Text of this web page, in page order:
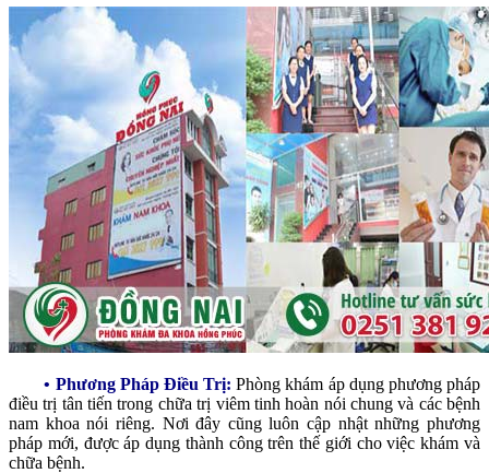
• Phương Pháp Điều Trị: Phòng khám áp dụng phương pháp
điều trị tân tiến trong chữa trị viêm tinh hoàn nói chung và các bệnh
nam khoa nói riêng. Nơi đây cũng luôn cập nhật những phương
pháp mới, được áp dụng thành công trên thế giới cho việc khám và
chữa bệnh.